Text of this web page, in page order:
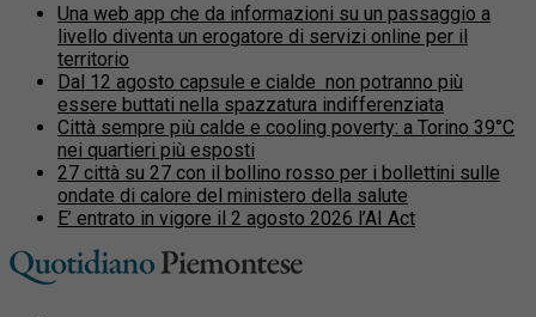
Una web app che da informazioni su un passaggio a
livello diventa un erogatore di servizi online per il
territorio
Dal 12 agosto capsule e cialde non potranno più
essere buttati nella spazzatura indifferenziata
Città sempre più calde e cooling poverty: a Torino 39°C
nei quartieri più esposti
27 città su 27 con il bollino rosso per i bollettini sulle
ondate di calore del ministero della salute
E’ entrato in vigore il 2 agosto 2026 l’AI Act